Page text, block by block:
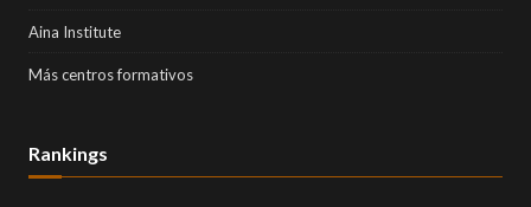
Aina Institute
Más centros formativos
Rankings